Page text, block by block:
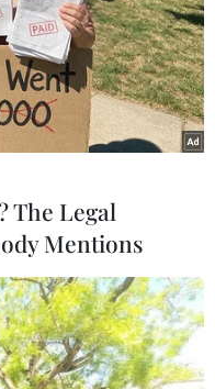
The Legal
Mentions